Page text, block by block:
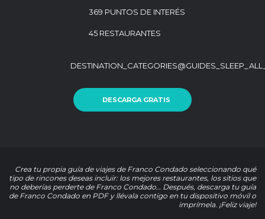
369 PUNTOS DE INTERÉS
45 RESTAURANTES
DESCARGA GRATIS
Crea tu propia guía de viajes de Franco Condado seleccionando qué
tipo de rincones deseas incluir: los mejores restaurantes, los sitios que
no deberías perderte de Franco Condado… Después, descarga tu guía
de Franco Condado en PDF y llévala contigo en tu dispositivo móvil o
imprímela. ¡Feliz viaje!